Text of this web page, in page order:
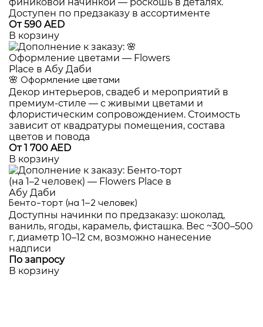
Доступен по предзаказу в ассортименте
От 590 AED
В корзину
🌸 Оформление цветами
Декор интерьеров, свадеб и мероприятий в
премиум-стиле — с живыми цветами и
флористическим сопровождением. Стоимость
зависит от квадратуры помещения, состава
цветов и повода
От 1 700 AED
В корзину
Бенто-торт (на 1–2 человек)
Доступны начинки по предзаказу: шоколад,
ваниль, ягоды, карамель, фисташка. Вес ~300–500
г, диаметр 10–12 см, возможно нанесение
надписи
По запросу
В корзину